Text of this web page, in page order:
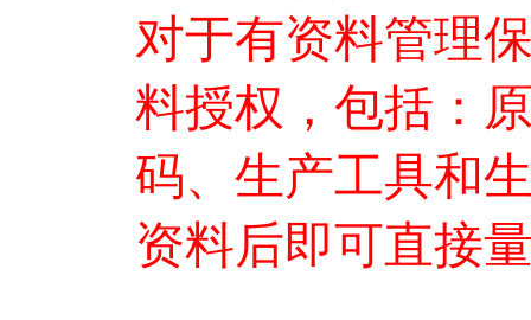
对于有资料管理
料授权，包括：
码、生产工具和
资料后即可直接